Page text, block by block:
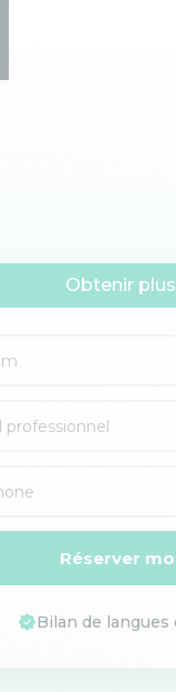
Obtenir
Réserver
Bilan de langues